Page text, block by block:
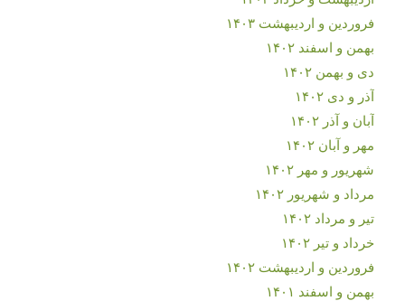
فروردین و اردیبهشت ۱۴۰۳
بهمن و اسفند ۱۴۰۲
دی و بهمن ۱۴۰۲
آذر و دی ۱۴۰۲
آبان و آذر ۱۴۰۲
مهر و آبان ۱۴۰۲
شهریور و مهر ۱۴۰۲
مرداد و شهریور ۱۴۰۲
تیر و مرداد ۱۴۰۲
خرداد و تیر ۱۴۰۲
فروردین و اردیبهشت ۱۴۰۲
بهمن و اسفند ۱۴۰۱